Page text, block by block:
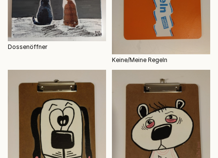
Dossenöffner
Keine/Meine Regeln